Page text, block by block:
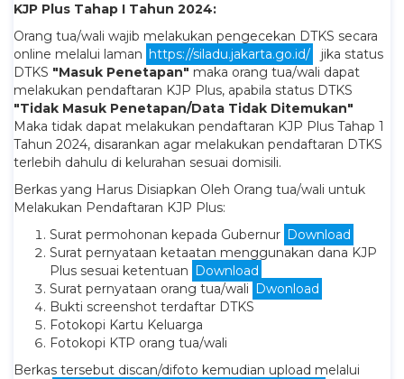
KJP Plus Tahap I Tahun 2024:
Orang tua/wali wajib melakukan pengecekan DTKS secara
online melalui laman https://siladu.jakarta.go.id/
jika status
DTKS "Masuk Penetapan" maka orang tua/wali dapat
melakukan pendaftaran KJP Plus, apabila status DTKS
"Tidak Masuk Penetapan/Data Tidak Ditemukan"
Maka tidak dapat melakukan pendaftaran KJP Plus Tahap 1
Tahun 2024, disarankan agar melakukan pendaftaran DTKS
terlebih dahulu di kelurahan sesuai domisili.
Berkas yang Harus Disiapkan Oleh Orang tua/wali untuk
Melakukan Pendaftaran KJP Plus:
Surat permohonan kepada Gubernur Download
Surat pernyataan ketaatan menggunakan dana KJP
Plus sesuai ketentuan Download
Surat pernyataan orang tua/wali Dwonload
Bukti screenshot terdaftar DTKS
Fotokopi Kartu Keluarga
Fotokopi KTP orang tua/wali
Berkas tersebut discan/difoto kemudian upload melalui